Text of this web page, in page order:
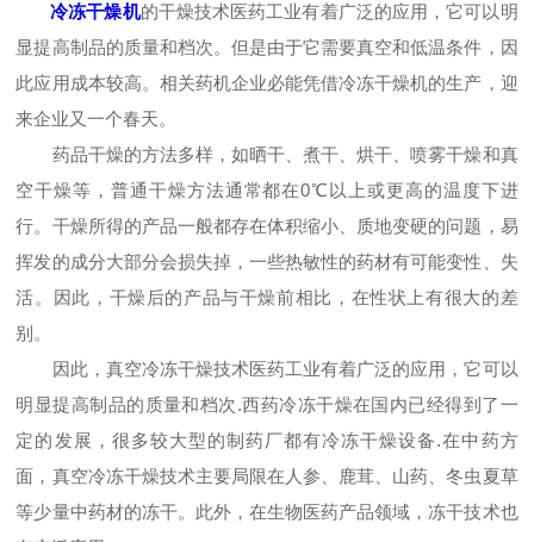
冷冻干燥机的干燥技术医药工业有着广泛的应用，它可以明
显提高制品的质量和档次。但是由于它需要真空和低温条件，因
此应用成本较高。相关药机企业必能凭借冷冻干燥机的生产，迎
来企业又一个春天。
药品干燥的方法多样，如晒干、煮干、烘干、喷雾干燥和真
空干燥等，普通干燥方法通常都在0℃以上或更高的温度下进
行。干燥所得的产品一般都存在体积缩小、质地变硬的问题，易
挥发的成分大部分会损失掉，一些热敏性的药材有可能变性、失
活。因此，干燥后的产品与干燥前相比，在性状上有很大的差
别。
因此，真空冷冻干燥技术医药工业有着广泛的应用，它可以
明显提高制品的质量和档次.西药冷冻干燥在国内已经得到了一
定的发展，很多较大型的制药厂都有冷冻干燥设备.在中药方
面，真空冷冻干燥技术主要局限在人参、鹿茸、山药、冬虫夏草
等少量中药材的冻干。此外，在生物医药产品领域，冻干技术也